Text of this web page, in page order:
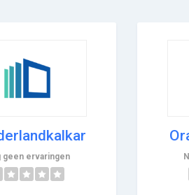
geen ervaringen